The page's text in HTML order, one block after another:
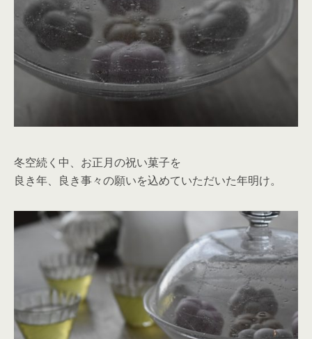
冬空続く中、お正月の祝い菓子を
良き年、良き事々の願いを込めていただいた年明け。